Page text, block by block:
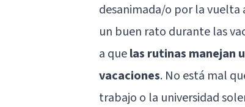
desanimada/o por la vuelta
un buen rato durante las
a quelas rutinas manejan
vacaciones. No está mal
trabajo o la universidad